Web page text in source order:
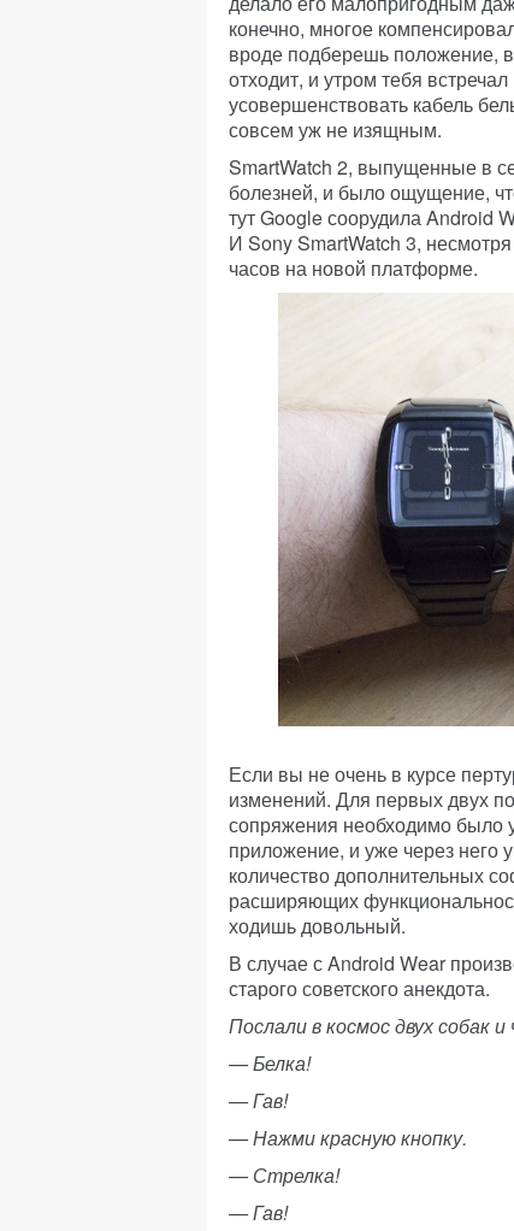
конечно, многое
вроде подберешь положение,
отходит, и утром тебя
усовершенствовать кабель
совсем уж не изящным.
SmartWatch 2, выпущенные в
болезней, и было ощущение,
тут Google соорудила Android
И Sony SmartWatch 3,
часов на новой платформе.
Если вы не очень в курсе
изменений. Для первых двух
сопряжения необходимо было
приложение, и уже через него
количество дополнительных
расширяющих
ходишь довольный.
В случае с Android Wear
старого советского анекдота.
Послали в космос двух собак
— Белка!
— Гав!
— Нажми красную кнопку.
— Стрелка!
— Гав!